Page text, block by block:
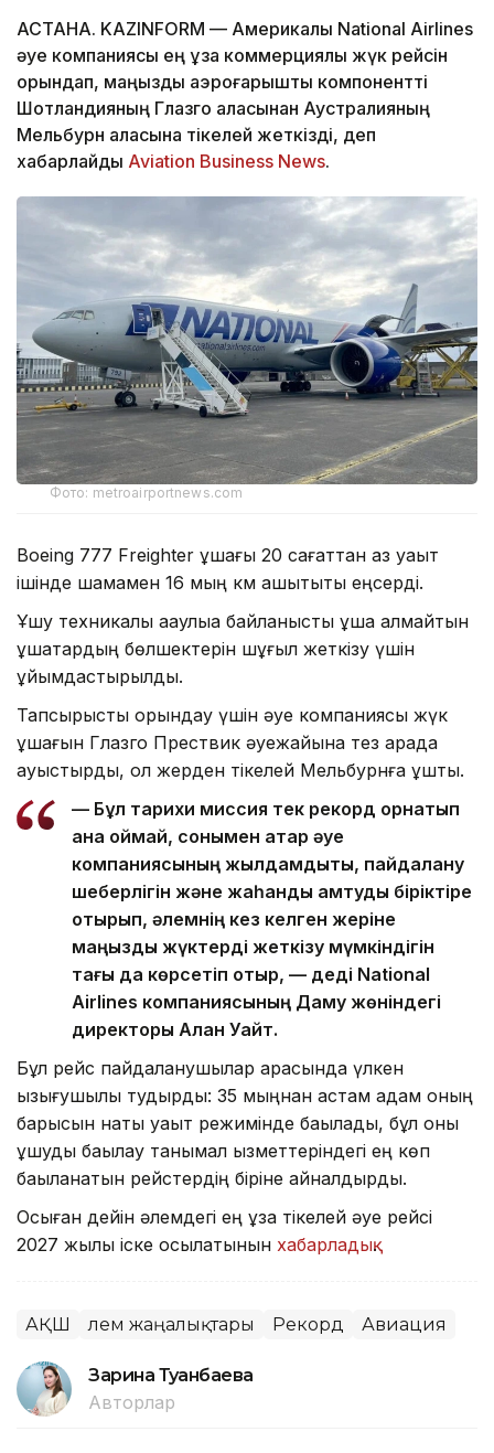
АСТАНА. KAZINFORM — Америкалық National Airlines
әуе компаниясы ең ұзақ коммерциялық жүк рейсін
орындап, маңызды аэроғарыштық компонентті
Шотландияның Глазго қаласынан Аустралияның
Мельбурн қаласына тікелей жеткізді, деп
хабарлайды Aviation Business News.
Фото: metroairportnews.com
Boeing 777 Freighter ұшағы 20 сағаттан аз уақыт
ішінде шамамен 16 мың км қашықтықты еңсерді.
Ұшу техникалық ақаулыққа байланысты ұша алмайтын
ұшақтардың бөлшектерін шұғыл жеткізу үшін
ұйымдастырылды.
Тапсырысты орындау үшін әуе компаниясы жүк
ұшағын Глазго Прествик әуежайына тез арада
ауыстырды, ол жерден тікелей Мельбурнға ұшты.
— Бұл тарихи миссия тек рекорд орнатып
қана қоймай, сонымен қатар әуе
компаниясының жылдамдықты, пайдалану
шеберлігін және жаһандық қамтуды біріктіре
отырып, әлемнің кез келген жеріне
маңызды жүктерді жеткізу мүмкіндігін
тағы да көрсетіп отыр, — деді National
Airlines компаниясының Даму жөніндегі
директоры Алан Уайт.
Бұл рейс пайдаланушылар арасында үлкен
қызығушылық тудырды: 35 мыңнан астам адам оның
барысын нақты уақыт режимінде бақылады, бұл оны
ұшуды бақылау танымал қызметтеріндегі ең көп
бақыланатын рейстердің біріне айналдырды.
Осыған дейін әлемдегі ең ұзақ тікелей әуе рейсі
2027 жылы іске қосылатынын хабарладық.
АҚШ Әлем жаңалықтары Рекорд Авиация
Зарина Туғанбаева
Авторлар